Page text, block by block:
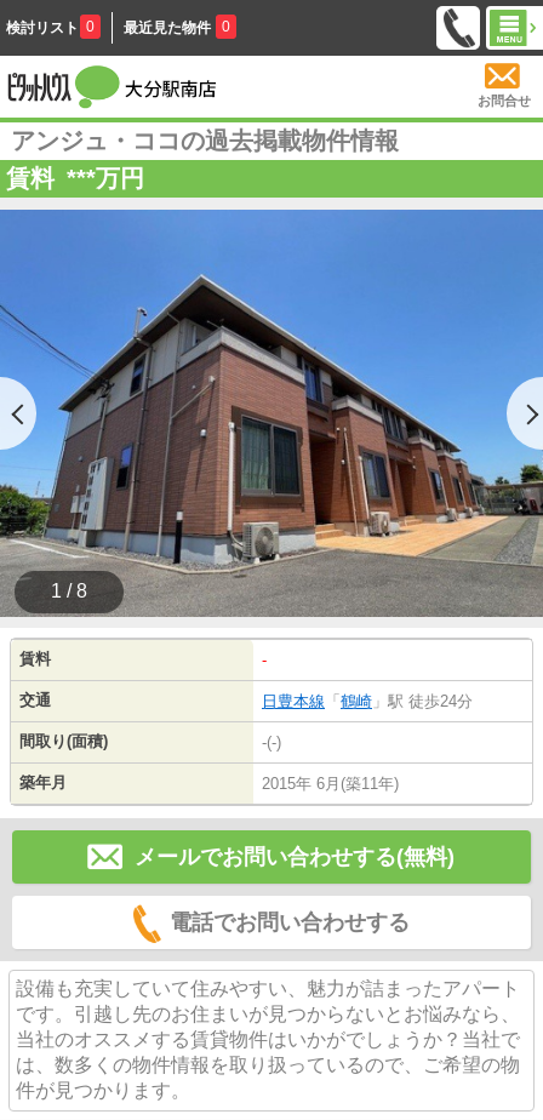
検討リスト 0 最近見た物件 0
お問合せ
アンジュ・ココの過去掲載物件情報
賃料 ***万円
1 / 8
賃料 -
交通 日豊本線 「 鶴崎 」駅 徒歩24分
間取り(面積) -(-)
築年月 2015年 6月(築11年)
メールでお問い合わせする(無料)
電話でお問い合わせする
設備も充実していて住みやすい、魅力が詰まったアパート
です。引越し先のお住まいが見つからないとお悩みなら、
当社のオススメする賃貸物件はいかがでしょうか？当社で
は、数多くの物件情報を取り扱っているので、ご希望の物
件が見つかります。